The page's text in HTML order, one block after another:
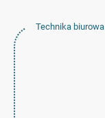
Technika biurowa